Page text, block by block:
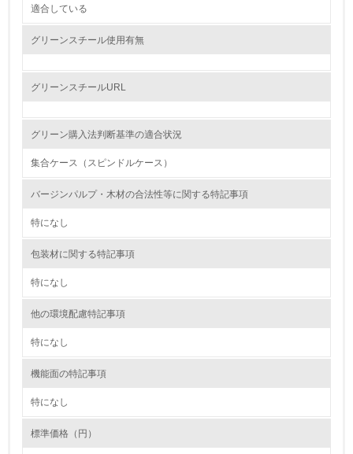
自社に関係する主要な環境法規制を把握し、順守している
かしている
6.
従業員が環境方針に基づいて自分の業務の中で行うべき環
→ 導入している規格名
第三者認証を取得している
2.環境への取り組み
適合している
グリーンスチール使用有無
グリーンスチールURL
グリーン購入法判断基準の適合状況
集合ケース（スピンドルケース）
バージンパルプ・木材の合法性等に関する特記事項
特になし
包装材に関する特記事項
特になし
他の環境配慮特記事項
特になし
機能面の特記事項
特になし
標準価格（円）